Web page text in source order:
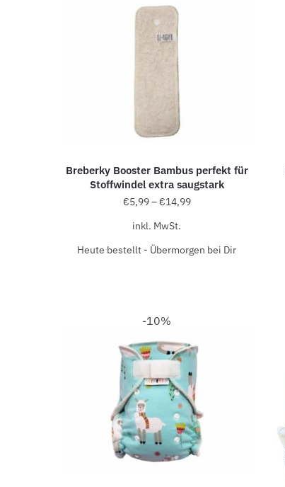
Breberky Booster Bambus perfekt für
Stoffwindel extra saugstark
€5,99–€14,99
inkl. MwSt.
Heute bestellt - Übermorgen bei Dir
-10%